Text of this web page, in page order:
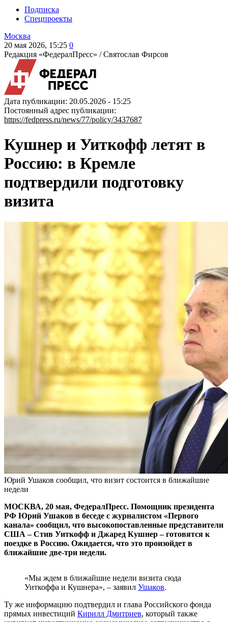
Подписка
Спецпроекты
Москва
20 мая 2026, 15:25 0
Редакция «ФедералПресс» /Святослав Фирсов
Дата публикации: 20.05.2026 - 15:25
Постоянный адрес публикации:
https://fedpress.ru/news/77/policy/3437687
Кушнер и Уиткофф летят в
Россию: в Кремле
подтвердили подготовку
визита
Юрий Ушаков сообщил, что визит состоится в ближайшие
недели
МОСКВА, 20 мая, ФедералПресс. Помощник президента
РФ Юрий Ушаков в беседе с журналистом «Первого
канала» сообщил, что высокопоставленные представители
США – Стив Уиткофф и Джаред Кушнер – готовятся к
поездке в Россию. Ожидается, что это произойдет в
ближайшие две-три недели.
«Мы ждем в ближайшие недели визита сюда
Уиткоффа и Кушнера», – заявил Ушаков.
Ту же информацию подтвердил и глава Российского фонда
прямых инвестиций Кирилл Дмитриев, который также